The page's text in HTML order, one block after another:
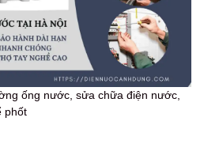
ống nước, sửa chữa điện nước,
phốt